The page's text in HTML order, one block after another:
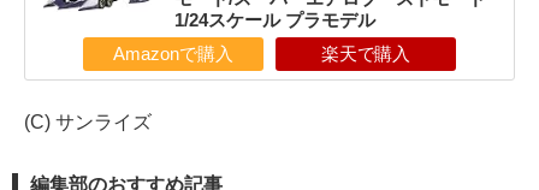
1/24スケール プラモデル
Amazonで購入 楽天で購入
(C) サンライズ
編集部のおすすめ記事